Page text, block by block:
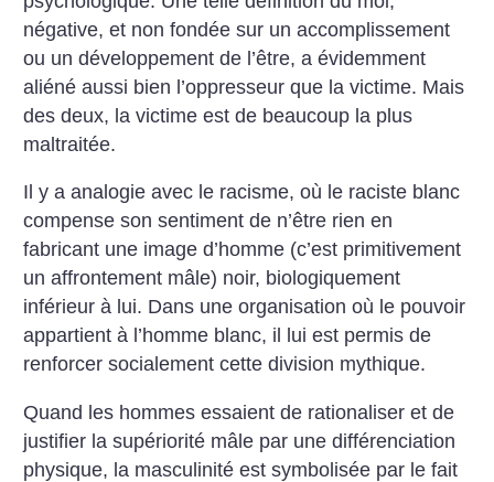
négative, et non fondée sur un accomplissement
ou un développement de l’être, a évidemment
aliéné aussi bien l’oppresseur que la victime. Mais
des deux, la victime est de beaucoup la plus
maltraitée.
Il y a analogie avec le racisme, où le raciste blanc
compense son sentiment de n’être rien en
fabricant une image d’homme (c’est primitivement
un affrontement mâle) noir, biologiquement
inférieur à lui. Dans une organisation où le pouvoir
appartient à l’homme blanc, il lui est permis de
renforcer socialement cette division mythique.
Quand les hommes essaient de rationaliser et de
justifier la supériorité mâle par une différenciation
physique, la masculinité est symbolisée par le fait